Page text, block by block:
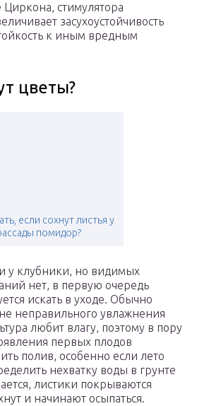
Циркона, стимулятора
засухоустойчивость
к иным вредным
цветы?
если сохнут листья у
помидор?
у клубники, но видимых
нет, в первую очередь
искать в уходе. Обычно
неправильного увлажнения
любит влагу, поэтому в пору
первых плодов
полив, особенно если лето
нехватку воды в грунте
листики покрываются
и начинают осыпаться.